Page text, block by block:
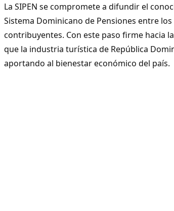
La SIPEN se compromete a difundir el
Sistema Dominicano de Pensiones entre
contribuyentes. Con este paso firme hacia
que la industria turística de República
aportando al bienestar económico del país.